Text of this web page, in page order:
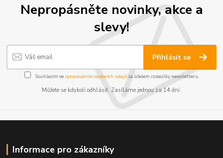
Nepropásněte novinky, akce a
slevy!
Přihlásit se
Souhlasím se zpracováním osobních údajůza účelem rozesílky newsletteru.
Můžete se kdykoli odhlásit. Zasíláme jednou za 14 dní.
Informace pro zákazníky